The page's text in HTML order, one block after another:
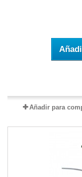
Añadir para